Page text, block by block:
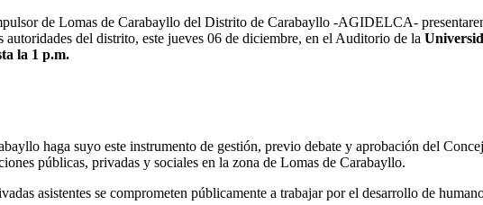
de Lomas de Carabayllo del Distrito de Carabayllo -AGIDELCA-
del distrito, este jueves 06 de diciembre, en el Auditorio de la
la 1 p.m.
haga suyo este instrumento de gestión, previo debate y aprobación del
públicas, privadas y sociales en la zona de Lomas de Carabayllo.
asistentes se comprometen públicamente a trabajar por el desarrollo de